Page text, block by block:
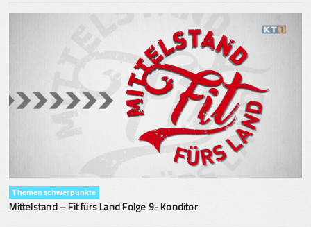
Themenschwerpunkte
Mittelstand – Fit fürs Land Folge 9- Konditor